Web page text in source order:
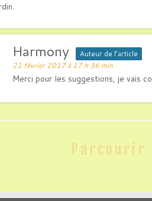
Harmony Auteur de l’article
21 février 2017 à 17 h 36 min
Merci pour les suggestions, je vais